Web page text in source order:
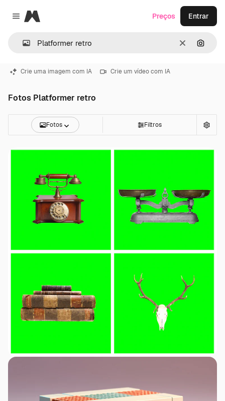
Close menu
Magnific
Limpar
Preços Entrar
Crie uma imagem com IA Crie um vídeo com IA
Fotos Platformer retro
Fotos Filtros